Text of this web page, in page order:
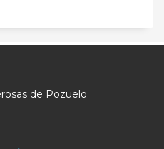
de Pozuelo